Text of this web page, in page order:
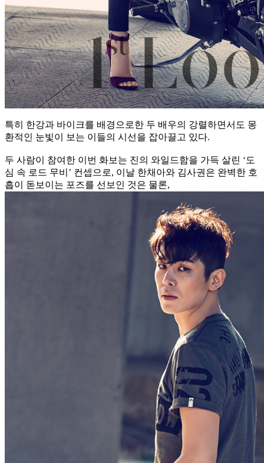
특히 한강과 바이크를 배경으로한 두 배우의 강렬하면서도 몽
환적인 눈빛이 보는 이들의 시선을 잡아끌고 있다.
두 사람이 참여한 이번 화보는 진의 와일드함을 가득 살린 ‘도
심 속 로드 무비’ 컨셉으로, 이날 한채아와 김사권은 완벽한 호
흡이 돋보이는 포즈를 선보인 것은 물론,